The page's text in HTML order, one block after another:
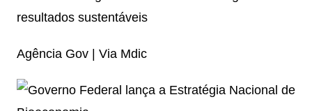
resultados sustentáveis
Agência Gov | Via Mdic